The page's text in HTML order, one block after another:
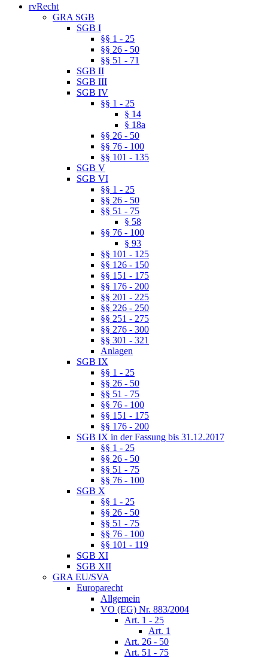
rvRecht
GRA SGB
SGB I
§§ 1 - 25
§§ 26 - 50
§§ 51 - 71
SGB II
SGB III
SGB IV
§§ 1 - 25
§ 14
§ 18a
§§ 26 - 50
§§ 76 - 100
§§ 101 - 135
SGB V
SGB VI
§§ 1 - 25
§§ 26 - 50
§§ 51 - 75
§ 58
§§ 76 - 100
§ 93
§§ 101 - 125
§§ 126 - 150
§§ 151 - 175
§§ 176 - 200
§§ 201 - 225
§§ 226 - 250
§§ 251 - 275
§§ 276 - 300
§§ 301 - 321
Anlagen
SGB IX
§§ 1 - 25
§§ 26 - 50
§§ 51 - 75
§§ 76 - 100
§§ 151 - 175
§§ 176 - 200
SGB IX in der Fassung bis 31.12.2017
§§ 1 - 25
§§ 26 - 50
§§ 51 - 75
§§ 76 - 100
SGB X
§§ 1 - 25
§§ 26 - 50
§§ 51 - 75
§§ 76 - 100
§§ 101 - 119
SGB XI
SGB XII
GRA EU/SVA
Europarecht
Allgemein
VO (EG) Nr. 883/2004
Art. 1 - 25
Art. 1
Art. 26 - 50
Art. 51 - 75